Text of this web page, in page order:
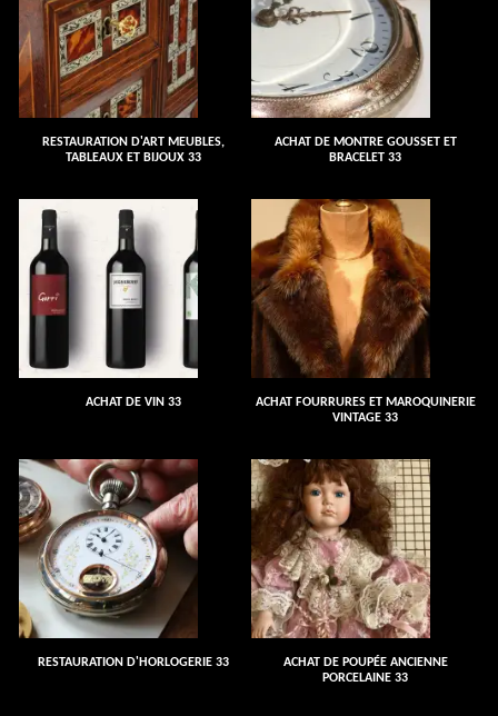
RESTAURATION D'ART MEUBLES,
TABLEAUX ET BIJOUX 33
ACHAT DE MONTRE GOUSSET ET
BRACELET 33
ACHAT DE VIN 33
ACHAT FOURRURES ET MAROQUINERIE
VINTAGE 33
RESTAURATION D'HORLOGERIE 33
ACHAT DE POUPÉE ANCIENNE
PORCELAINE 33